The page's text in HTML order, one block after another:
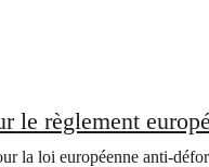
le règlement
la loi européenne anti-